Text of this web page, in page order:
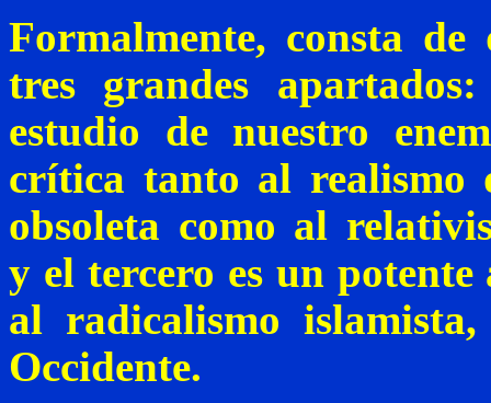
Formalmente, consta de
tres grandes
estudio de nuestro
crítica tanto al realismo
obsoleta como al
y el tercero es un
al radicalismo
Occidente.